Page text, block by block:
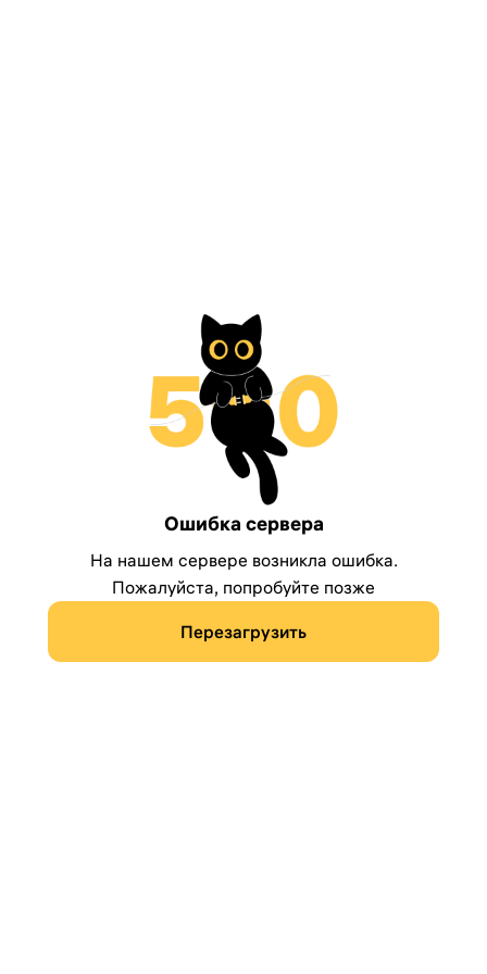
Ошибка сервера
На нашем сервере возникла ошибка.
Пожалуйста, попробуйте позже
Перезагрузить